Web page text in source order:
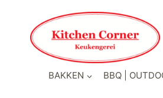
inhoud
BAKKEN BBQ |